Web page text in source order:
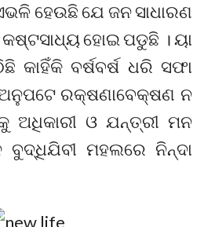
ହେଉଛି ଯେ ଜନ ସାଧାରଣ
ହୋଇ ପଡୁଛି । ୟା
ବର୍ଷବର୍ଷ ଧରି ସଫା
ରକ୍ଷଣାବେକ୍ଷଣ ନ
ଅଧିକାରୀ ଓ ଯନ୍ତ୍ରୀ ମନ
ବୁଦ୍ଧିଯିବୀ ମହଲରେ ନିନ୍ଦା